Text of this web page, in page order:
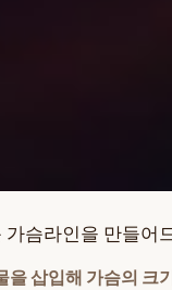
슴라인을 만들어
삽입해 가슴의 크